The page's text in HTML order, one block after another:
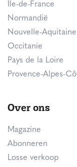
Île-de-France
Normandië
Nouvelle-Aquitaine
Occitanie
Pays de la Loire
Provence-Alpes-
Over ons
Magazine
Abonneren
Losse verkoop